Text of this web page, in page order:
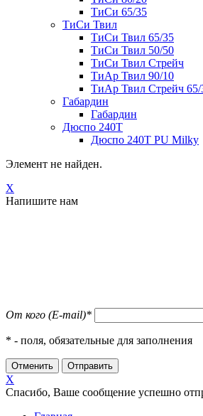
ТиСи 65/35
ТиСи Твил
ТиСи Твил 65/35
ТиСи Твил 50/50
ТиСи Твил Стрейч
ТиАр Твил 90/10
ТиАр Твил Стрейч 65/
Габардин
Габардин
Дюспо 240Т
Дюспо 240Т PU Milky
Элемент не найден.
X
Напишите нам
От кого (E-mail)*
* - поля, обязательные для заполнения
X
Спасибо, Ваше сообщение успешно